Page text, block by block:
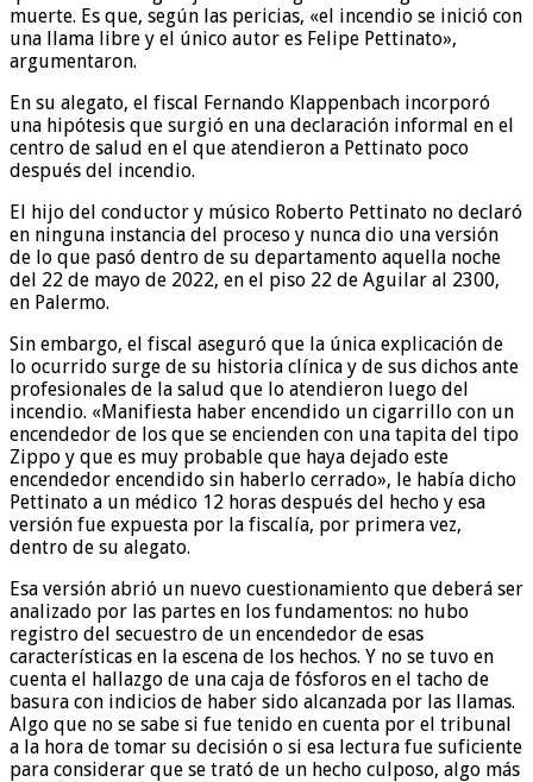
muerte. Es que, según las pericias, «el incendio se inició con
una llama libre y el único autor es Felipe Pettinato»,
argumentaron.
En su alegato, el fiscal Fernando Klappenbach incorporó
una hipótesis que surgió en una declaración informal en el
centro de salud en el que atendieron a Pettinato poco
después del incendio.
El hijo del conductor y músico Roberto Pettinato no declaró
en ninguna instancia del proceso y nunca dio una versión
de lo que pasó dentro de su departamento aquella noche
del 22 de mayo de 2022, en el piso 22 de Aguilar al 2300,
en Palermo.
Sin embargo, el fiscal aseguró que la única explicación de
lo ocurrido surge de su historia clínica y de sus dichos ante
profesionales de la salud que lo atendieron luego del
incendio. «Manifiesta haber encendido un cigarrillo con un
encendedor de los que se encienden con una tapita del tipo
Zippo y que es muy probable que haya dejado este
encendedor encendido sin haberlo cerrado», le había dicho
Pettinato a un médico 12 horas después del hecho y esa
versión fue expuesta por la fiscalía, por primera vez,
dentro de su alegato.
Esa versión abrió un nuevo cuestionamiento que deberá ser
analizado por las partes en los fundamentos: no hubo
registro del secuestro de un encendedor de esas
características en la escena de los hechos. Y no se tuvo en
cuenta el hallazgo de una caja de fósforos en el tacho de
basura con indicios de haber sido alcanzada por las llamas.
Algo que no se sabe si fue tenido en cuenta por el tribunal
a la hora de tomar su decisión o si esa lectura fue suficiente
para considerar que se trató de un hecho culposo, algo más